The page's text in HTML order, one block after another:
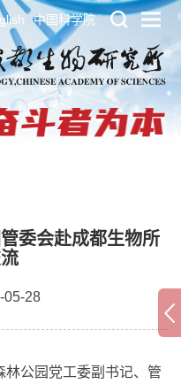
中国科学院
委会赴成都生物所
05-28
林公园党工委副书记、管